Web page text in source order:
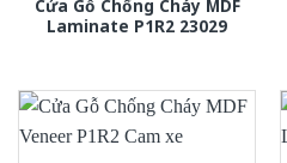
Cửa Gỗ Chống Cháy MDF
Laminate P1R2 23029